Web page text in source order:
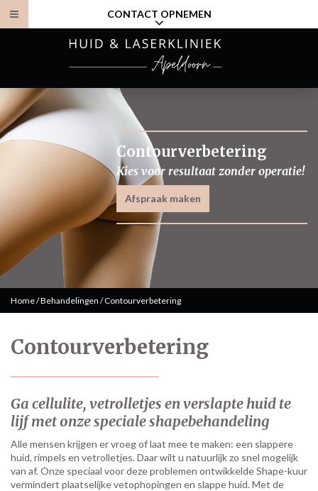
CONTACT OPNEMEN
Contourverbetering
Kies voor resultaat zonder operatie!
Afspraak maken
Home/Behandelingen /Contourverbetering
Contourverbetering
Ga cellulite, vetrolletjes en verslapte huid te
lijf met onze speciale shapebehandeling
Alle mensen krijgen er vroeg of laat mee te maken: een slappere
huid, rimpels en vetrolletjes. Daar wilt u natuurlijk zo snel mogelijk
van af. Onze speciaal voor deze problemen ontwikkelde Shape-kuur
vermindert plaatselijke vetophopingen en slappe huid. Met de